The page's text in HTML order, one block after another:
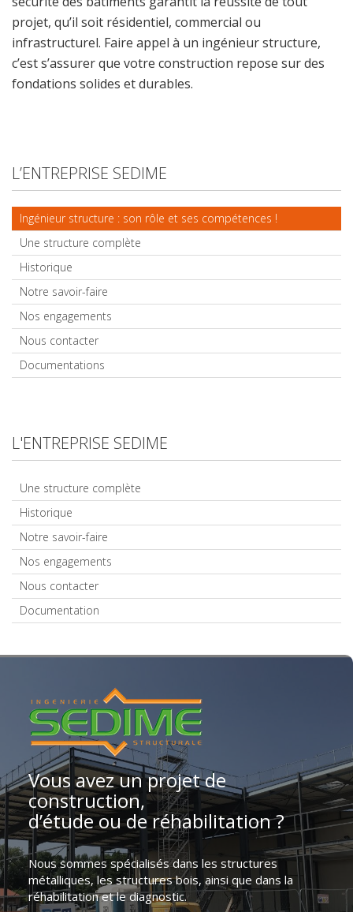
projet, qu’il soit résidentiel, commercial ou
infrastructurel. Faire appel à un ingénieur structure,
c’est s’assurer que votre construction repose sur des
fondations solides et durables.
L’ENTREPRISE SEDIME
Ingénieur structure : son rôle et ses compétences !
Une structure complète
Historique
Notre savoir-faire
Nos engagements
Nous contacter
Documentations
L'ENTREPRISE SEDIME
Une structure complète
Historique
Notre savoir-faire
Nos engagements
Nous contacter
Documentation
Vous avez un projet de
construction,
d’étude ou de réhabilitation ?
Nous sommes spécialisés dans les structures
métalliques, les structures bois, ainsi que dans la
réhabilitation et le diagnostic.